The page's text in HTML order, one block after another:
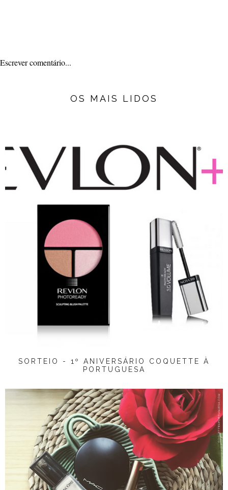
Escrever comentário...
OS MAIS LIDOS
SORTEIO - 1º ANIVERSÁRIO COQUETTE À
PORTUGUESA